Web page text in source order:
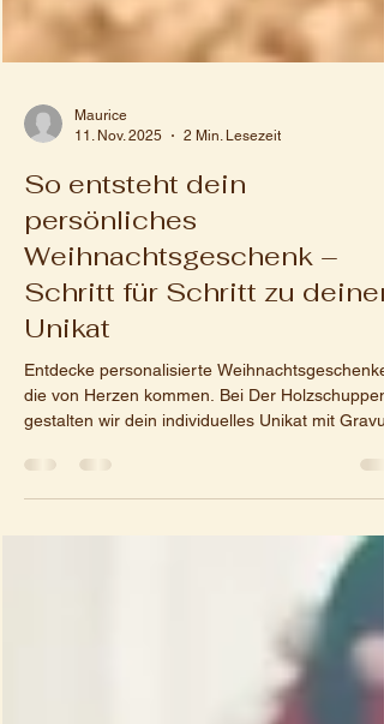
Maurice
11. Nov. 2025
2 Min. Lesezeit
So entsteht dein
persönliches
Schritt für Schritt zu
Unikat
Entdecke personalisierte Weihnachtsgeschenke,
perfekt für Familie, Freunde oder Kollegen.